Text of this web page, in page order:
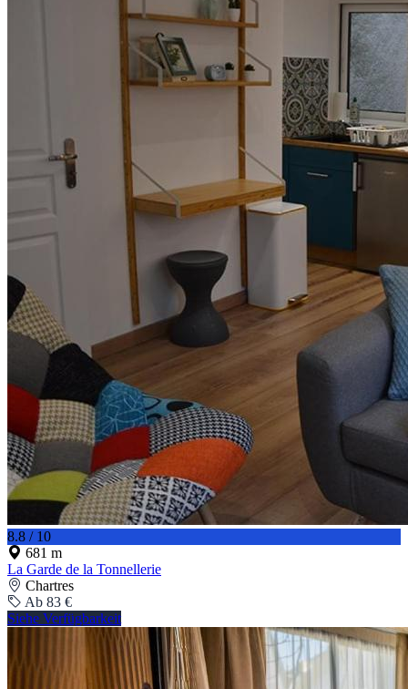
8.8 / 10
681 m
La Garde de la Tonnellerie
Chartres
Ab 83 €
Siehe Verfügbarkeit